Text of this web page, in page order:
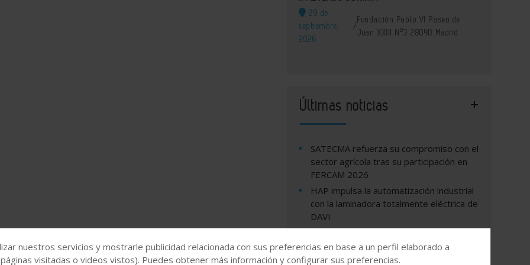
29 de
septiembre,
2026
/
Fundación Pablo VI Paseo de
Juan XXIII Nº3 28040 Madrid
Últimas noticias
SATECMA refuerza su compromiso con el
sector agrícola tras su participación en
FERCAM 2026
HAP impulsa la automatización industrial
con la laminadora totalmente eléctrica de
DAVI
Schaeffler recibe la calificación Platino en
la evaluación de EcoVadis
Ercros obtiene la certificación europea
nuestros servicios y mostrarle publicidad relacionada con sus preferencias en base a un perfil elaborado a
visitadas o videos vistos). Puedes obtener más información y configurar sus preferencias.